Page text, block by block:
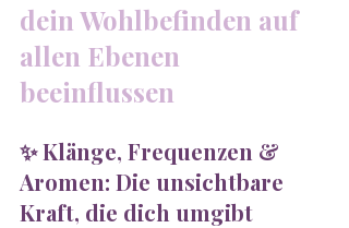
dein Wohlbefinden auf
allen Ebenen
beeinflussen
✨ Klänge, Frequenzen &
Aromen: Die unsichtbare
Kraft, die dich umgibt